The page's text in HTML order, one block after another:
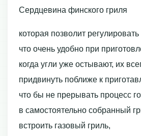
Сердцевина финского гриля
которая позволит
что очень удобно при
когда угли уже остывают, их
придвинуть поближе к
что бы не прерывать процесс
в самостоятельно собранный
встроить газовый гриль,